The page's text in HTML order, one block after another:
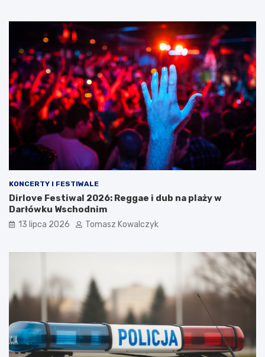
KONCERTY I FESTIWALE
Dirlove Festiwal 2026: Reggae i dub na plaży w
Darłówku Wschodnim
13 lipca 2026 Tomasz Kowalczyk